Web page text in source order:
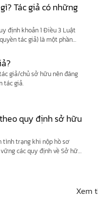
Tác giả có những
định khoản 1 Điều 3 Luật
tác giả) là một phần
giả/chủ sở hữu nên đăng
tác giả.
quy định sở hữu
tình trạng khi nộp hồ sơ
các quy định về Sở hữu
Xem